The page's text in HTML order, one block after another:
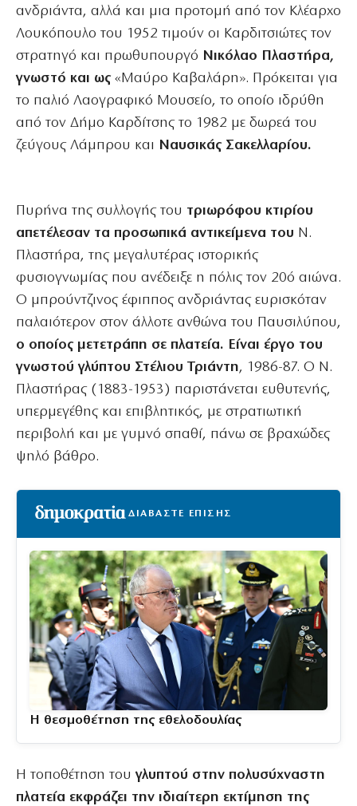
ανδριάντα, αλλά και μια προτομή από τον Κλέαρχο
Λουκόπουλο του 1952 τιμούν οι Καρδιτσιώτες τον
στρατηγό και πρωθυπουργό Νικόλαο Πλαστήρα,
γνωστό και ως «Μαύρο Καβαλάρη». Πρόκειται για
το παλιό Λαογραφικό Μουσείο, το οποίο ιδρύθη
από τον Δήμο Καρδίτσης το 1982 με δωρεά του
ζεύγους Λάμπρου και Ναυσικάς Σακελλαρίου.
Πυρήνα της συλλογής του τριωρόφου κτιρίου
απετέλεσαν τα προσωπικά αντικείμενα του Ν.
Πλαστήρα, της μεγαλυτέρας ιστορικής
φυσιογνωμίας που ανέδειξε η πόλις τον 20ό αιώνα.
O μπρούντζινος έφιππος ανδριάντας ευρισκόταν
παλαιότερον στον άλλοτε ανθώνα του Παυσιλύπου,
ο οποίος μετετράπη σε πλατεία. Είναι έργο του
γνωστού γλύπτου Στέλιου Τριάντη, 1986-87. Ο Ν.
Πλαστήρας (1883-1953) παριστάνεται ευθυτενής,
υπερμεγέθης και επιβλητικός, με στρατιωτική
περιβολή και με γυμνό σπαθί, πάνω σε βραχώδες
ψηλό βάθρο.
ΔΙΑΒΑΣΤΕ ΕΠΙΣΗΣ
Η θεσμοθέτηση της εθελοδουλίας
Η τοποθέτηση τουγλυπτού στην πολυσύχναστη
πλατεία εκφράζει την ιδιαίτερη εκτίμηση της